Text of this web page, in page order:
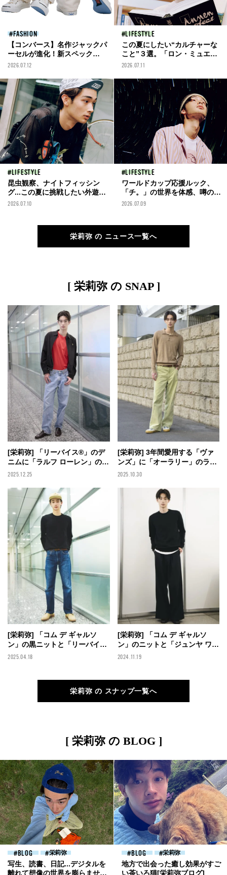
FASHION
【コンバース】名作ジャックパ
ーセルが進化！新スペック
「CL」コレクションに注目
ー]
2026.07.12
LIFESTYLE
この夏にしたい“カルチャーな
こと”３選。「ロン・ミュエ
ク」展、ミュージックバー...
2026.07.11
LIFESTYLE
昆虫観察、ナイトフィッシン
グ...この夏に挑戦したい外遊び
４選！【SUMMER BUCKET
2026.07.10
LIFESTYLE
ワールドカップ応援ルック、
「チ。」の世界を体感、噂のカ
ードゲーム...この夏に挑戦した
2026.07.09
栄莉弥 の ニュース一覧へ
[ 栄莉弥 の SNAP ]
[栄莉弥] 「リーバイス®」のデ
ニムに「ラルフ ローレン」の黒
ジャケットを合わせてトレンド
ノモデルの私服スナップ】
2025.12.25
[栄莉弥] 3年間愛用する「ヴァ
ンズ」に「オーラリー」のライ
トグリーンのパンツがベストマ
ポロで優しげな雰囲気に【メン
ズノンノモデルの私服スナッ
2025.10.30
[栄莉弥] 「コム デ ギャルソ
ン」の黒ニットと「リーバイス
®」の501®デニムの永久定番コ
2025.04.18
[栄莉弥] 「コム デ ギャルソ
ン」のニットと「ジュンヤ ワタ
ナベ」のスラックスのオールブ
2024.11.19
栄莉弥 の スナップ一覧へ
[ 栄莉弥 の BLOG ]
BLOG 栄莉弥
写生、読書、日記...デジタルを
離れて想像の世界を膨らませる
BLOG 栄莉弥
地方で出会った癒し効果がすご
い茶いろ猫[栄莉弥ブログ]